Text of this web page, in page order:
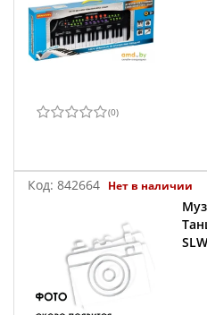
(0)
Код: 842664 Нет в наличии